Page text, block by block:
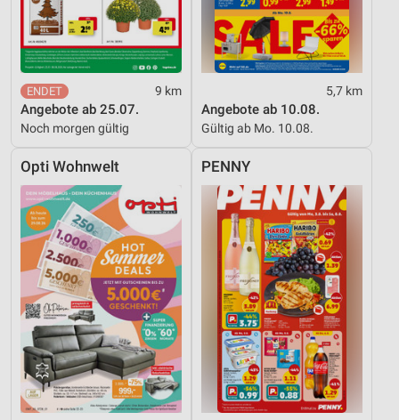
9 km
Angebote ab 25.07.
Noch morgen gültig
5,7 km
Angebote ab 10.08.
Gültig ab Mo. 10.08.
Opti Wohnwelt PENNY